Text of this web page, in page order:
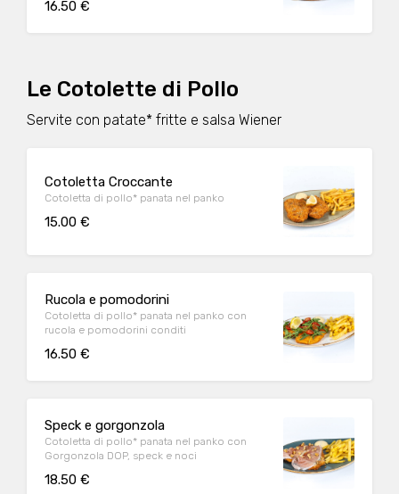
16.50 €
Le Cotolette di Pollo
Servite con patate* fritte e salsa Wiener
Cotoletta Croccante
Cotoletta di pollo* panata nel panko
15.00 €
Rucola e pomodorini
Cotoletta di pollo* panata nel panko con
rucola e pomodorini conditi
16.50 €
Speck e gorgonzola
Cotoletta di pollo* panata nel panko con
Gorgonzola DOP, speck e noci
18.50 €